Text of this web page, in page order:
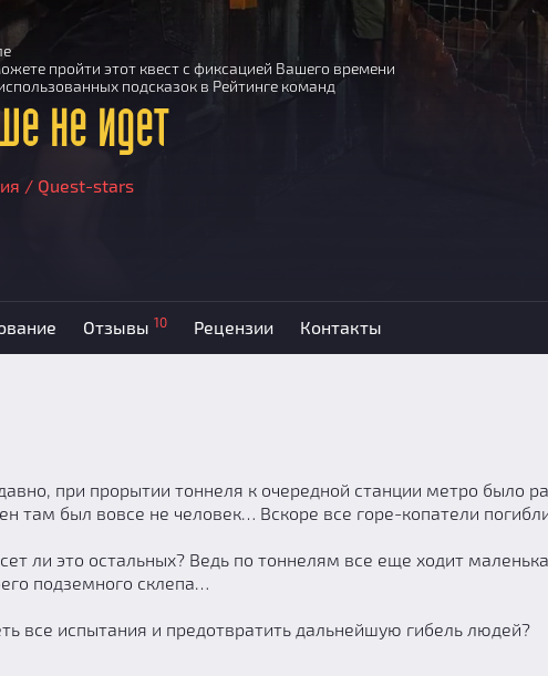
пройти этот квест с фиксацией Вашего времени
подсказок в Рейтинге команд
не идет
/ Quest-stars
Отзывы 10 Рецензии Контакты
при прорытии тоннеля к очередной станции метро было
там был вовсе не человек… Вскоре все горе-копатели
ли это остальных? Ведь по тоннелям все еще ходит
подземного склепа…
все испытания и предотвратить дальнейшую гибель людей?